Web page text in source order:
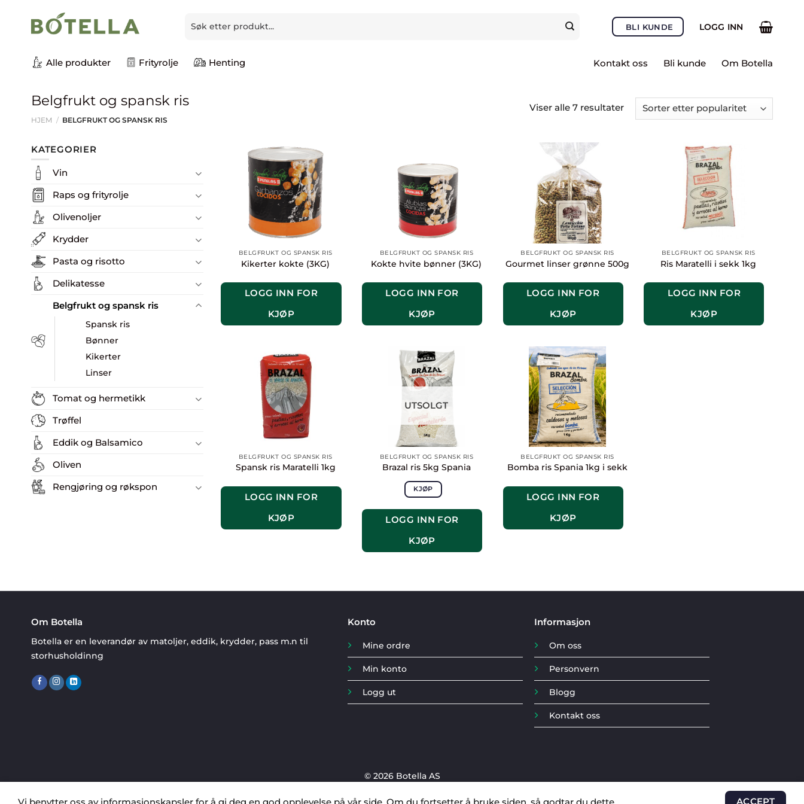
content
etter:
BLI KUNDE LOGG INN
Alle produkter Frityrolje Henting Kontakt oss Bli kunde Om Botella
Belgfrukt og spansk ris
HJEM / BELGFRUKT OG SPANSK RIS
Viser alle 7 resultaterSortert
etter
KATEGORIER
Vin
Raps og frityrolje
Olivenoljer
Krydder
Pasta og risotto
Delikatesse
Belgfrukt og spansk ris
Spansk ris
Bønner
Kikerter
Linser
Tomat og hermetikk
Trøffel
Eddik og Balsamico
Oliven
Rengjøring og røkspon
BELGFRUKT OG SPANSK RIS
Kikerter kokte (3KG)
LOGG INN FOR
KJØP
BELGFRUKT OG SPANSK RIS
Kokte hvite bønner (3KG)
LOGG INN FOR
KJØP
BELGFRUKT OG SPANSK RIS
Gourmet linser grønne 500g
LOGG INN FOR
KJØP
BELGFRUKT OG SPANSK RIS
Ris Maratelli i sekk 1kg
LOGG INN FOR
KJØP
BELGFRUKT OG SPANSK RIS
Spansk ris Maratelli 1kg
LOGG INN FOR
KJØP
UTSOLGT
BELGFRUKT OG SPANSK RIS
Brazal ris 5kg Spania
KJØP
LOGG INN FOR
KJØP
BELGFRUKT OG SPANSK RIS
Bomba ris Spania 1kg i sekk
LOGG INN FOR
KJØP
Om Botella
Botella er en leverandør av matoljer, eddik, krydder, pass m.n til
storhusholdinng
Konto
Mine ordre
Min konto
Logg ut
Informasjon
Om oss
Personvern
Blogg
Kontakt oss
© 2026 Botella AS
Vi benytter oss av informasjonskapsler for å gi deg en god opplevelse på vår side. Om du fortsetter å bruke siden, så godtar du dette. ACCEPT